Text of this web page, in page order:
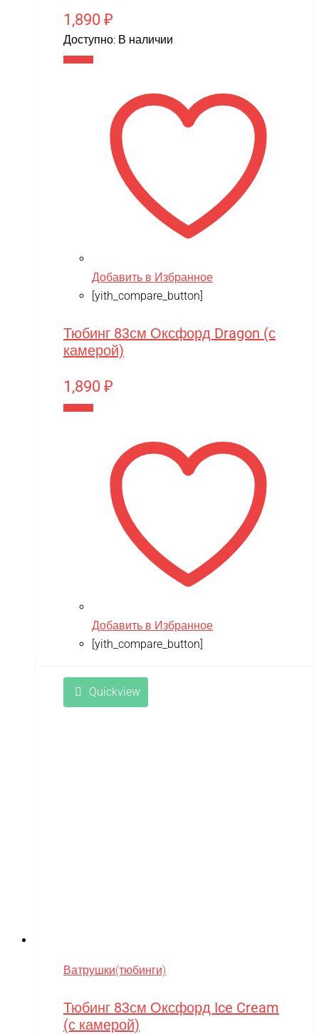
1,890 ₽
Доступно: В наличии
Добавить в Избранное
[yith_compare_button]
Тюбинг 83см Оксфорд Dragon (с
камерой)
1,890 ₽
Добавить в Избранное
[yith_compare_button]
Quickview
Ватрушки(тюбинги)
Тюбинг 83см Оксфорд Ice Cream
(с камерой)